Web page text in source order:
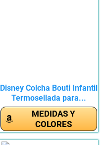
Disney Colcha Bouti Infantil
Termosellada para...
MEDIDAS Y
COLORES